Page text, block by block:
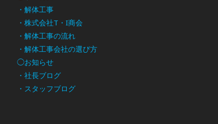
・解体工事
・株式会社T・I商会
・解体工事の流れ
・解体工事会社の選び方
◯お知らせ
・社長ブログ
・スタッフブログ